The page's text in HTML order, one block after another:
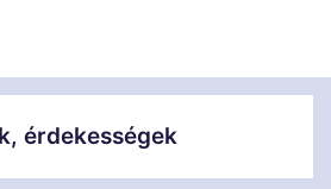
érdekességek